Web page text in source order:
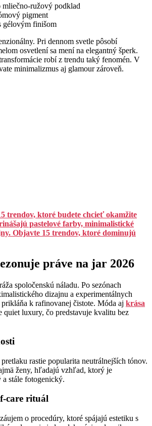
mliečno-ružový podklad
pigment
gélovým finišom
Pri dennom svetle pôsobí
osvetlení sa mení na elegantný šperk.
robí z trendu taký fenomén. V
minimalizmus aj glamour zároveň.
trendov, ktoré budete chcieť okamžite
pastelové farby, minimalistické
Objavte 15 trendov, ktoré dominujú
práve na jar 2026
spoločenskú náladu. Po sezónach
dizajnu a experimentálnych
k rafinovanej čistote. Móda aj krása
quiet luxury, čo predstavuje kvalitu bez
rastie popularita neutrálnejších tónov.
ženy, hľadajú vzhľad, ktorý je
stále fotogenický.
care rituál
o procedúry, ktoré spájajú estetiku s